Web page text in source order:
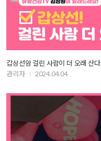
갑상선암 걸린 사람이 더 오래 산다
관리자
2024.04.04